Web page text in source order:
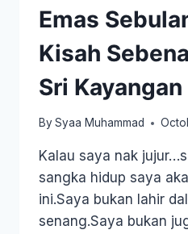
Emas
Kisah
Sri
By Syaa Muhammad
Kalau saya nak
sangka hidup saya
ini.Saya bukan lahir
senang.Saya bukan